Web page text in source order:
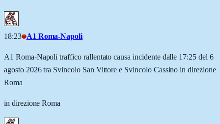
18:23 A1 Roma-Napoli
A1 Roma-Napoli traffico rallentato causa incidente dalle 17:25 del 6
agosto 2026 tra Svincolo San Vittore e Svincolo Cassino in direzione
Roma
in direzione Roma